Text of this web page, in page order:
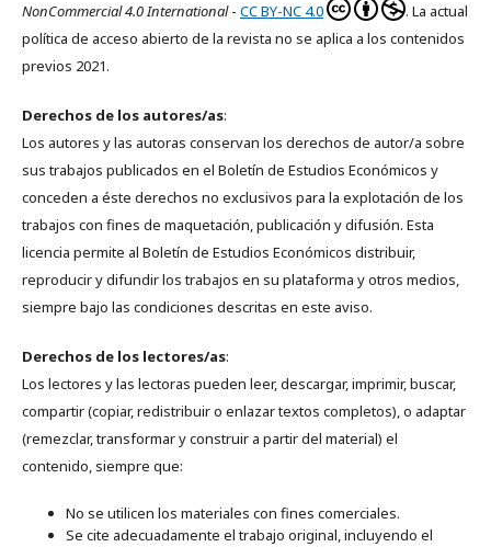
NonCommercial 4.0 International- CC BY-NC 4.0
. La actual
política de acceso abierto de la revista no se aplica a los contenidos
previos 2021.
Derechos de los autores/as:
Los autores y las autoras conservan los derechos de autor/a sobre
sus trabajos publicados en el Boletín de Estudios Económicos y
conceden a éste derechos no exclusivos para la explotación de los
trabajos con fines de maquetación, publicación y difusión. Esta
licencia permite al Boletín de Estudios Económicos distribuir,
reproducir y difundir los trabajos en su plataforma y otros medios,
siempre bajo las condiciones descritas en este aviso.
Derechos de los lectores/as:
Los lectores y las lectoras pueden leer, descargar, imprimir, buscar,
compartir (copiar, redistribuir o enlazar textos completos), o adaptar
(remezclar, transformar y construir a partir del material) el
contenido, siempre que:
No se utilicen los materiales con fines comerciales.
Se cite adecuadamente el trabajo original, incluyendo el